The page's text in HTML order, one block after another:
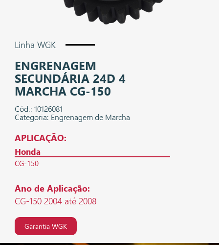
Linha WGK
ENGRENAGEM
SECUNDÁRIA 24D 4
MARCHA CG-150
Cód.: 10126081
Categoria: Engrenagem de Marcha
APLICAÇÃO:
Honda
CG-150
Ano de Aplicação:
CG-150 2004 até 2008
Garantia WGK